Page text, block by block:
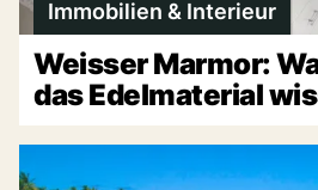
Immobilien & Interieur
Weisser Marmor:
das Edelmaterial